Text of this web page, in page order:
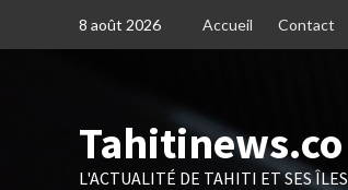
8 août 2026 Accueil Contact
Tahitinews.co
L'ACTUALITÉ DE TAHITI ET SES ÎLES